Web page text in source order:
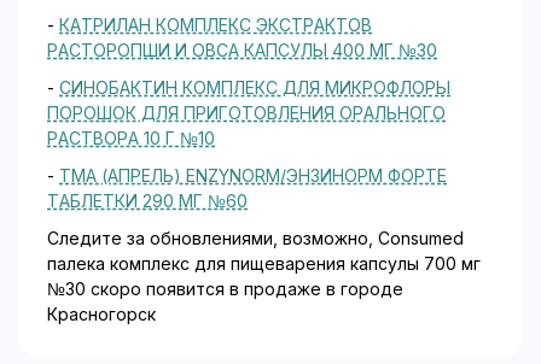
- КАТРИЛАН КОМПЛЕКС ЭКСТРАКТОВ
РАСТОРОПШИ И ОВСА КАПСУЛЫ 400 МГ №30
- СИНОБАКТИН КОМПЛЕКС ДЛЯ МИКРОФЛОРЫ
ПОРОШОК ДЛЯ ПРИГОТОВЛЕНИЯ ОРАЛЬНОГО
РАСТВОРА 10 Г №10
- ТМА (АПРЕЛЬ) ENZYNORM/ЭНЗИНОРМ ФОРТЕ
ТАБЛЕТКИ 290 МГ №60
Следите за обновлениями, возможно, Consumed
палека комплекс для пищеварения капсулы 700 мг
№30 скоро появится в продаже в городе
Красногорск